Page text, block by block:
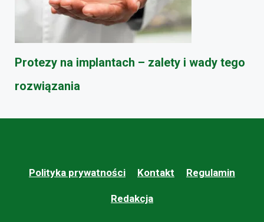
Protezy na implantach – zalety i wady tego
rozwiązania
Polityka prywatności Kontakt Regulamin
Redakcja